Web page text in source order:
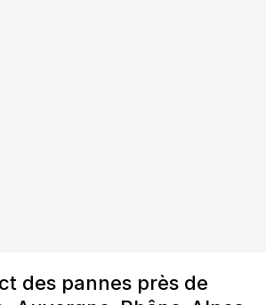
des pannes près de